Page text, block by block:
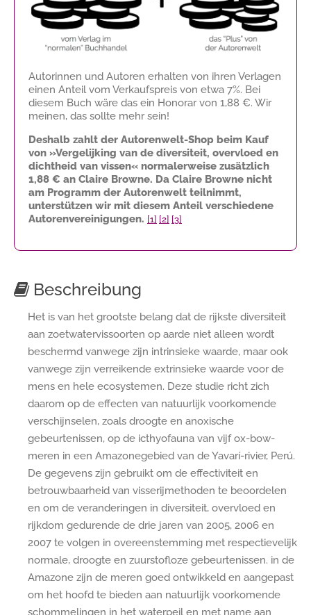
Autorinnen und Autoren erhalten von ihren Verlagen
einen Anteil vom Verkaufspreis von etwa 7%. Bei
diesem Buch wäre das ein Honorar von 1,88 €. Wir
meinen, das sollte mehr sein!
Deshalb zahlt der Autorenwelt-Shop beim Kauf
von »Vergelijking van de diversiteit, overvloed en
dichtheid van vissen« normalerweise zusätzlich
1,88 € an Claire Browne. Da Claire Browne nicht
am Programm der Autorenwelt teilnimmt,
unterstützen wir mit diesem Anteil verschiedene
Autorenvereinigungen. [1] [2] [3]
Beschreibung
Het is van het grootste belang dat de rijkste diversiteit
aan zoetwatervissoorten op aarde niet alleen wordt
beschermd vanwege zijn intrinsieke waarde, maar ook
vanwege zijn verreikende extrinsieke waarde voor de
mens en hele ecosystemen. Deze studie richt zich
daarom op de effecten van natuurlijk voorkomende
verschijnselen, zoals droogte en anoxische
gebeurtenissen, op de icthyofauna van vijf ox-bow-
meren in een Amazonegebied van de Yavarí-rivier, Perú.
De gegevens zijn gebruikt om de effectiviteit en
betrouwbaarheid van visserijmethoden te beoordelen
en om de veranderingen in diversiteit, overvloed en
rijkdom gedurende de drie jaren van 2005, 2006 en
2007 te volgen in overeenstemming met respectievelijk
normale, droogte en zuurstofloze gebeurtenissen. in de
Amazone zijn de meren goed ontwikkeld en aangepast
om het hoofd te bieden aan natuurlijk voorkomende
schommelingen in het waterpeil en met name aan